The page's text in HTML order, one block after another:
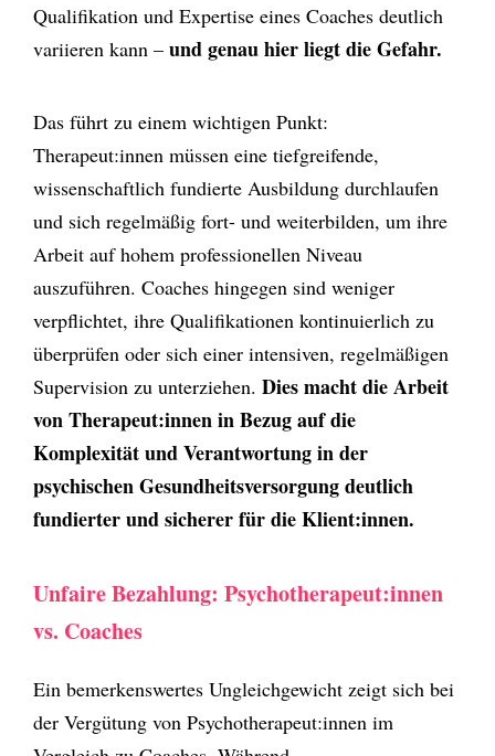
Qualifikation und Expertise eines Coaches deutlich
variieren kann – und genau hier liegt die Gefahr.
Das führt zu einem wichtigen Punkt:
Therapeut:innen müssen eine tiefgreifende,
wissenschaftlich fundierte Ausbildung durchlaufen
und sich regelmäßig fort- und weiterbilden, um ihre
Arbeit auf hohem professionellen Niveau
auszuführen. Coaches hingegen sind weniger
verpflichtet, ihre Qualifikationen kontinuierlich zu
überprüfen oder sich einer intensiven, regelmäßigen
Supervision zu unterziehen. Dies macht die Arbeit
von Therapeut:innen in Bezug auf die
Komplexität und Verantwortung in der
psychischen Gesundheitsversorgung deutlich
fundierter und sicherer für die Klient:innen.
Unfaire Bezahlung: Psychotherapeut:innen
vs. Coaches
Ein bemerkenswertes Ungleichgewicht zeigt sich bei
der Vergütung von Psychotherapeut:innen im